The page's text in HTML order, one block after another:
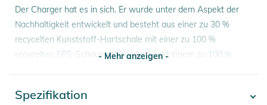
Der Charger hat es in sich. Er wurde unter dem Aspekt der
Nachhaltigkeit entwickelt und besteht aus einer zu 30 %
recycelten Kunststoff-Hartschale mit einer zu 100 %
recycelten EPS-Schaumstoffeinlage und einem zu 100 %
das entwickelt wurde, um die Rotationsbewegung des
- Mehr anzeigen -
Spezifikation